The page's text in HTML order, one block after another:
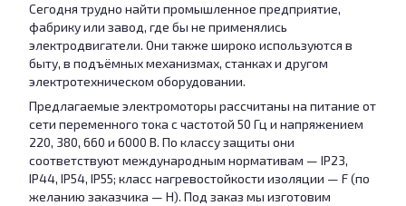
Сегодня трудно найти промышленное предприятие,
фабрику или завод, где бы не применялись
электродвигатели. Они также широко используются в
быту, в подъёмных механизмах, станках и другом
электротехническом оборудовании.
Предлагаемые электромоторы рассчитаны на питание от
сети переменного тока с частотой 50 Гц и напряжением
220, 380, 660 и 6000 В. По классу защиты они
соответствуют международным нормативам — IP23,
IP44, IP54, IP55; класс нагревостойкости изоляции — F (по
желанию заказчика — H). Под заказ мы изготовим